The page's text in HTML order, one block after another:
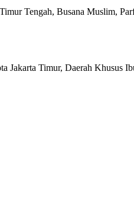
Tengah, Busana Muslim,
Jakarta Timur, Daerah Khusus